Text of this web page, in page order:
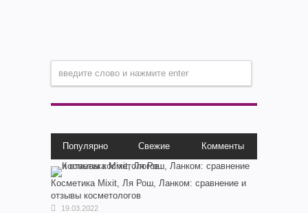
Популярно Свежие Комменты
Косметика Мixit, Ля Рош, Ланком: сравнение и
отзывы косметологов
19.03.2022